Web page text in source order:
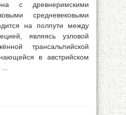
с древнеримскими
средневековыми
на полпути между
являясь узловой
трансальпийской
в австрийском